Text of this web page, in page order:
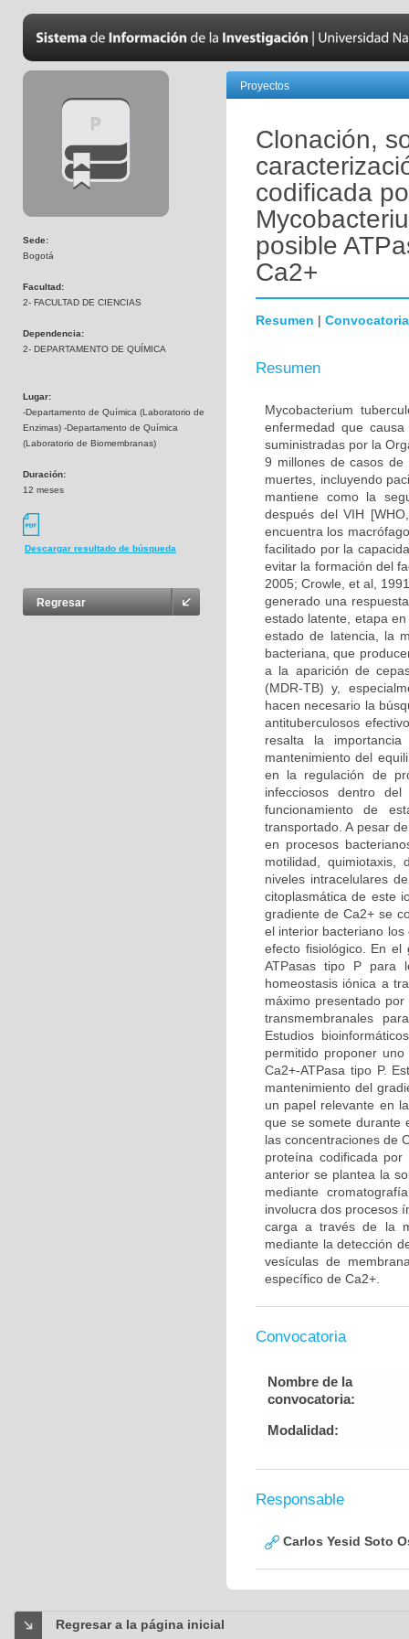
Sede:
Bogotá
Facultad:
2- FACULTAD DE CIENCIAS
Dependencia:
2- DEPARTAMENTO DE QUÍMICA
Lugar:
-Departamento de Química (Laboratorio de
Enzimas) -Departamento de Química
(Laboratorio de Biomembranas)
Duración:
12 meses
Descargar resultado de búsqueda
Regresar
Proyectos
Clonación,
codificada
posible
Ca2+
Resumen | Convocatoria
Resumen
Mycobacterium
enfermedad que
suministradas por la
9 millones de casos de
muertes, incluyendo
mantiene como la
después del VIH
encuentra los
facilitado por la
evitar la formación del
2005; Crowle, et al,
generado una
estado latente, etapa
estado de latencia, la
bacteriana, que
a la aparición de
(MDR-TB) y,
hacen necesario la
antituberculosos
resalta la
mantenimiento del
en la regulación de
infecciosos dentro
funcionamiento de
transportado. A pesar
en procesos
motilidad, quimiotaxis,
niveles intracelulares
citoplasmática de este
gradiente de Ca2+ se
el interior bacteriano
efecto fisiológico. En
ATPasas tipo P para
homeostasis iónica a
máximo presentado
transmembranales
Estudios
permitido proponer
Ca2+-ATPasa tipo P.
mantenimiento del
un papel relevante en
que se somete durante
las concentraciones de
proteína codificada
anterior se plantea la
mediante
involucra dos procesos
carga a través de la
mediante la detección
vesículas de
específico de Ca2+.
Convocatoria
Nombre de la
convocatoria:
Modalidad:
Responsable
Carlos Yesid Soto
Regresar a la página inicial